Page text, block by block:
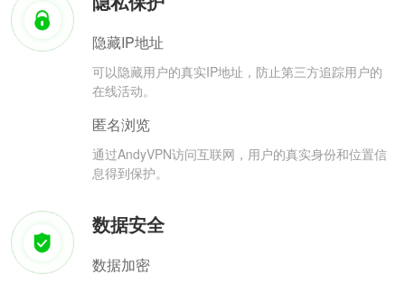
隐藏IP地址
可以隐藏用户的真实IP地址，防止第三方追踪用户的
在线活动。
匿名浏览
通过AndyVPN访问互联网，用户的真实身份和位置信
息得到保护。
数据安全
数据加密